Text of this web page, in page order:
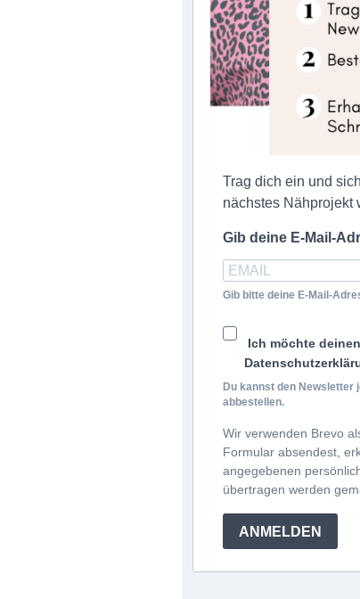
Trag dich ein und
nächstes
Gib deine E-Mail-
Gib bitte deine E-Mail-
Ich möchte
Du kannst den Newsletter
abbestellen.
Wir verwenden Brevo
Formular absendest,
angegebenen
übertragen werden
ANMELDEN